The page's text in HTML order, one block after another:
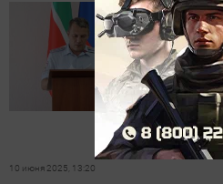
В Нурлате
комиссии
В Нурлате
10 июня 2025, 13:20